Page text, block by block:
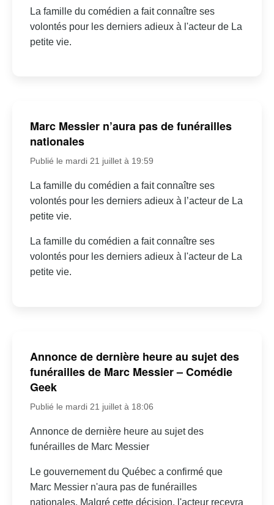
La famille du comédien a fait connaître ses
volontés pour les derniers adieux à l'acteur de La
petite vie.
Marc Messier n’aura pas de funérailles
nationales
Publié le mardi 21 juillet à 19:59
La famille du comédien a fait connaître ses
volontés pour les derniers adieux à l’acteur de La
petite vie.
La famille du comédien a fait connaître ses
volontés pour les derniers adieux à l'acteur de La
petite vie.
Annonce de dernière heure au sujet des
funérailles de Marc Messier – Comédie
Geek
Publié le mardi 21 juillet à 18:06
Annonce de dernière heure au sujet des
funérailles de Marc Messier
Le gouvernement du Québec a confirmé que
Marc Messier n'aura pas de funérailles
nationales. Malgré cette décision, l'acteur recevra